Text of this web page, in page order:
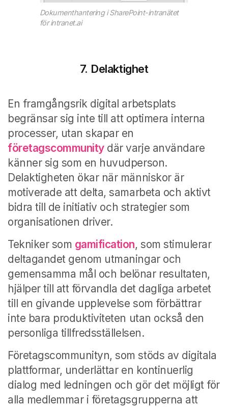
Dokumenthantering i SharePoint-intranätet
för intranet.ai
7. Delaktighet
En framgångsrik digital arbetsplats
begränsar sig inte till att optimera interna
processer, utan skapar en
företagscommunitydär varje användare
känner sig som en huvudperson.
Delaktigheten ökar när människor är
motiverade att delta, samarbeta och aktivt
bidra till de initiativ och strategier som
organisationen driver.
Tekniker som gamification, som stimulerar
deltagandet genom utmaningar och
gemensamma mål och belönar resultaten,
hjälper till att förvandla det dagliga arbetet
till en givande upplevelse som förbättrar
inte bara produktiviteten utan också den
personliga tillfredsställelsen.
Företagscommunityn, som stöds av digitala
plattformar, underlättar en kontinuerlig
dialog med ledningen och gör det möjligt för
alla medlemmar i företagsgrupperna att